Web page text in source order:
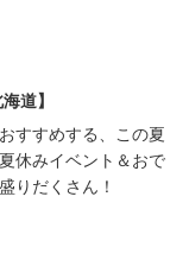
道】
すすめする、この夏
休みイベント＆おで
りだくさん！